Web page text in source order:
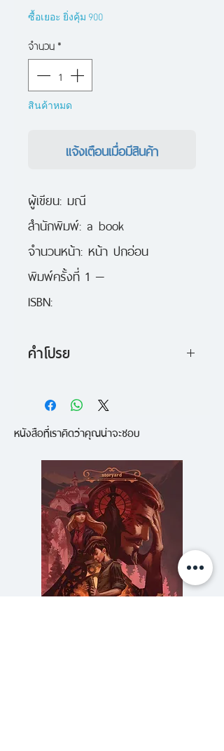
ซื้อเยอะ ยิ่งคุ้ม 900
จำนวน*
สินค้าหมด
แจ้งเตือนเมื่อมีสินค้า
ผู้เขียน: มณี
สำนักพิมพ์: a book
จำนวนหน้า: หน้า ปกอ่อน
พิมพ์ครั้งที่ 1 —
ISBN:
คำโปรย
เจ็บ แต่เมื่อมันเกิดขึ้นจากสิ่งที่เรารัก
แล้วนั้น เรากลับแทบจะไม่ได้จดจำมัน
ในฐานะบาดแผลที่เจ็บแสบเลย แต่เรา
กลับจดจำมันเหมือนเป็นหนึ่งใน
กระบวนการของการเติบโต”
จ๋า-ยศสินี ในนามปากกา 'มณี' เป็น
ผู้หญิงที่เก่ง สวย และรวยแผล
หนังสือที่เราคิดว่าคุณน่าจะชอบ